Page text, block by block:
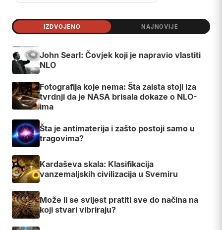
IZDVOJENO NAJNOVIJE
John Searl: Čovjek koji je napravio vlastiti
NLO
Fotografija koje nema: Šta zaista stoji iza
tvrdnji da je NASA brisala dokaze o NLO-
ima
Šta je antimaterija i zašto postoji samo u
tragovima?
Kardaševa skala: Klasifikacija
vanzemaljskih civilizacija u Svemiru
Može li se svijest pratiti sve do načina na
koji stvari vibriraju?